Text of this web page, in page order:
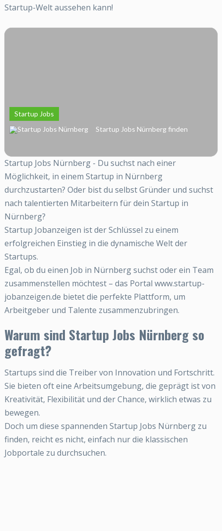
Startup-Welt aussehen kann!
Startup Jobs
Startup Jobs Nürnberg finden
Startup Jobs Nürnberg - Du suchst nach einer
Möglichkeit, in einem Startup in Nürnberg
durchzustarten? Oder bist du selbst Gründer und suchst
nach talentierten Mitarbeitern für dein Startup in
Nürnberg?
Startup Jobanzeigen ist der Schlüssel zu einem
erfolgreichen Einstieg in die dynamische Welt der
Startups.
Egal, ob du einen Job in Nürnberg suchst oder ein Team
zusammenstellen möchtest – das Portal www.startup-
jobanzeigen.de bietet die perfekte Plattform, um
Arbeitgeber und Talente zusammenzubringen.
Warum sind Startup Jobs Nürnberg so
gefragt?
Startups sind die Treiber von Innovation und Fortschritt.
Sie bieten oft eine Arbeitsumgebung, die geprägt ist von
Kreativität, Flexibilität und der Chance, wirklich etwas zu
bewegen.
Doch um diese spannenden Startup Jobs Nürnberg zu
finden, reicht es nicht, einfach nur die klassischen
Jobportale zu durchsuchen.